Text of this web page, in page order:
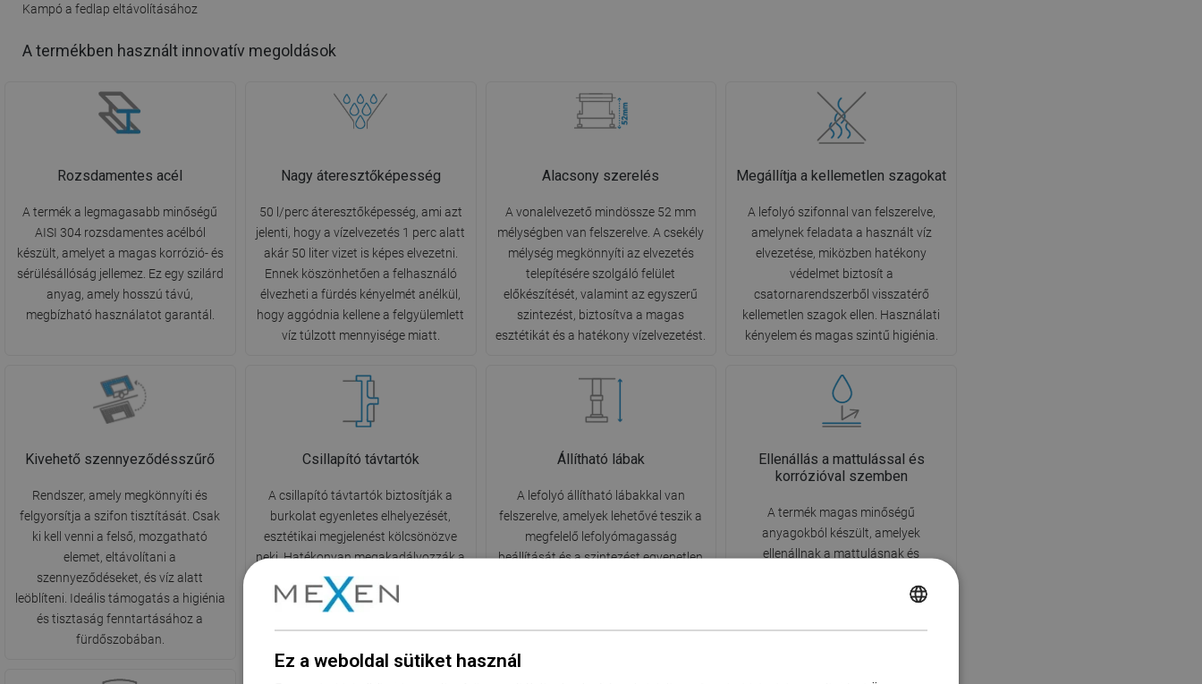
Kampó a fedlap eltávolításához
A termékben használt innovatív megoldások
Rozsdamentes acél
A termék a legmagasabb minőségű
AISI 304 rozsdamentes acélból
készült, amelyet a magas korrózió- és
sérülésállóság jellemez. Ez egy szilárd
anyag, amely hosszú távú,
megbízható használatot garantál.
Nagy áteresztőképesség
50 l/perc áteresztőképesség, ami azt
jelenti, hogy a vízelvezetés 1 perc alatt
akár 50 liter vizet is képes elvezetni.
Ennek köszönhetően a felhasználó
élvezheti a fürdés kényelmét anélkül,
hogy aggódnia kellene a felgyülemlett
víz túlzott mennyisége miatt.
Alacsony szerelés
A vonalelvezető mindössze 52 mm
mélységben van felszerelve. A csekély
mélység megkönnyíti az elvezetés
telepítésére szolgáló felület
előkészítését, valamint az egyszerű
szintezést, biztosítva a magas
esztétikát és a hatékony vízelvezetést.
Megállítja a kellemetlen szagokat
A lefolyó szifonnal van felszerelve,
amelynek feladata a használt víz
elvezetése, miközben hatékony
védelmet biztosít a
csatornarendszerből visszatérő
kellemetlen szagok ellen. Használati
kényelem és magas szintű higiénia.
Kivehető szennyeződésszűrő
Rendszer, amely megkönnyíti és
felgyorsítja a szifon tisztítását. Csak
ki kell venni a felső, mozgatható
elemet, eltávolítani a
szennyeződéseket, és víz alatt
leöblíteni. Ideális támogatás a higiénia
és tisztaság fenntartásához a
fürdőszobában.
Csillapító távtartók
A csillapító távtartók biztosítják a
burkolat egyenletes elhelyezését,
esztétikai megjelenést kölcsönözve
neki. Hatékonyan megakadályozzák a
rács és a burkolat dörzsölődését,
valamint csökkentik a víz közvetlenül
Állítható lábak
A lefolyó állítható lábakkal van
felszerelve, amelyek lehetővé teszik a
megfelelő lefolyómagasság
beállítását és a szintezést egyenetlen
Ellenállás a mattulással és
korrózióval szemben
A termék magas minőségű
anyagokból készült, amelyek
ellenállnak a mattulásnak és
megőrzi vonzó megjelenését és
helyiség páratartalmától.
Ez a weboldal sütiket használ